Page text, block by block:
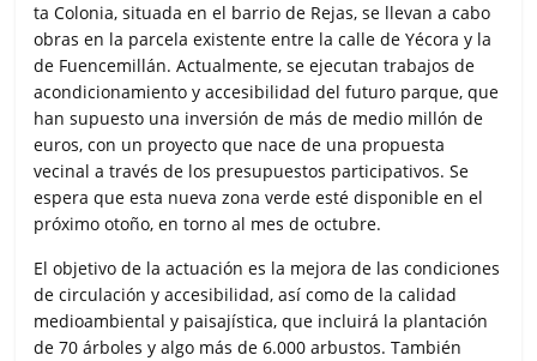
ta Colonia, situada en el barrio de Rejas, se llevan a cabo
obras en la parcela existente entre la calle de Yécora y la
de Fuencemillán. Actualmente, se ejecutan trabajos de
acondicionamiento y accesibilidad del futuro parque, que
han supuesto una inversión de más de medio millón de
euros, con un proyecto que nace de una propuesta
vecinal a través de los presupuestos participativos. Se
espera que esta nueva zona verde esté disponible en el
próximo otoño, en torno al mes de octubre.
El objetivo de la actuación es la mejora de las condiciones
de circulación y accesibilidad, así como de la calidad
medioambiental y paisajística, que incluirá la plantación
de 70 árboles y algo más de 6.000 arbustos. También